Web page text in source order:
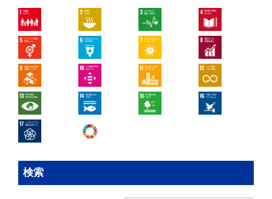
検索